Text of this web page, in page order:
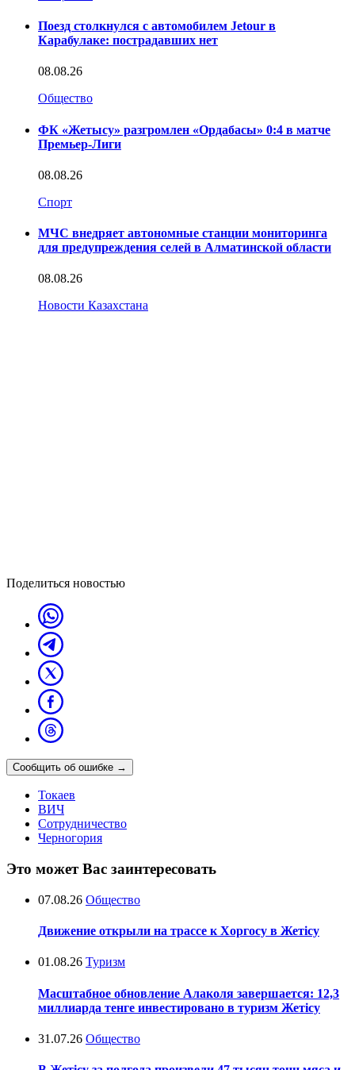
Поезд столкнулся с автомобилем Jetour в
Карабулаке: пострадавших нет
08.08.26
Общество
ФК «Жетысу» разгромлен «Ордабасы» 0:4 в матче
Премьер-Лиги
08.08.26
Спорт
МЧС внедряет автономные станции мониторинга
для предупреждения селей в Алматинской области
08.08.26
Новости Казахстана
Поделиться новостью
Сообщить об ошибке →
Токаев
ВИЧ
Сотрудничество
Черногория
Это может Вас заинтересовать
07.08.26 Общество
Движение открыли на трассе к Хоргосу в Жетісу
01.08.26 Туризм
Масштабное обновление Алаколя завершается: 12,3
миллиарда тенге инвестировано в туризм Жетісу
31.07.26 Общество